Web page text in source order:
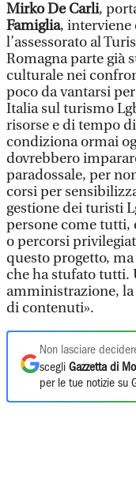
Mirko De Carli,
Famiglia, interviene
l’assessorato al
Romagna parte già
culturale nei
poco da vantarsi
Italia sul turismo
risorse e di tempo
condiziona ormai
dovrebbero
paradossale, per
corsi per
gestione dei turisti
persone come tutti,
o percorsi
questo progetto,
che ha stufato tutti.
amministrazione,
di contenuti».
Non lasciare
scegli Gazzetta di
per le tue notizie su